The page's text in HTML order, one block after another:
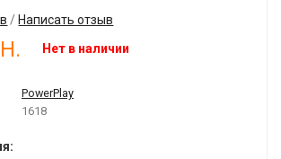
/Написать отзыв
Нет в наличии
PowerPlay
1618